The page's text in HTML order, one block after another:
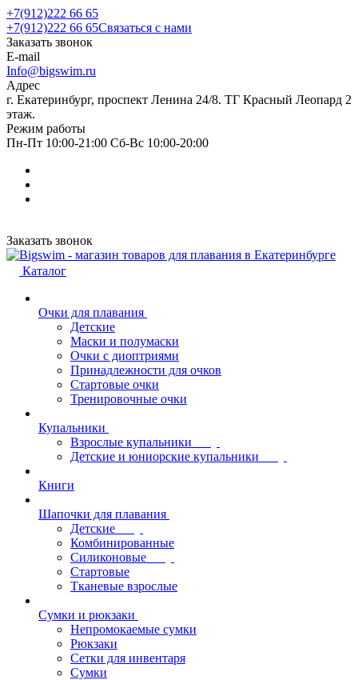
+7(912)222 66 65
+7(912)222 66 65Связаться с нами
Заказать звонок
E-mail
Info@bigswim.ru
Адрес
г. Екатеринбург, проспект Ленина 24/8. ТГ Красный Леопард 2
этаж.
Режим работы
Пн-Пт 10:00-21:00 Сб-Вс 10:00-20:00
Заказать звонок
Каталог
Очки для плавания
Детские
Маски и полумаски
Очки с диоптриями
Принадлежности для очков
Стартовые очки
Тренировочные очки
Купальники
Взрослые купальники
Детские и юниорские купальники
Книги
Шапочки для плавания
Детские
Комбинированные
Силиконовые
Стартовые
Тканевые взрослые
Сумки и рюкзаки
Непромокаемые сумки
Рюкзаки
Сетки для инвентаря
Сумки